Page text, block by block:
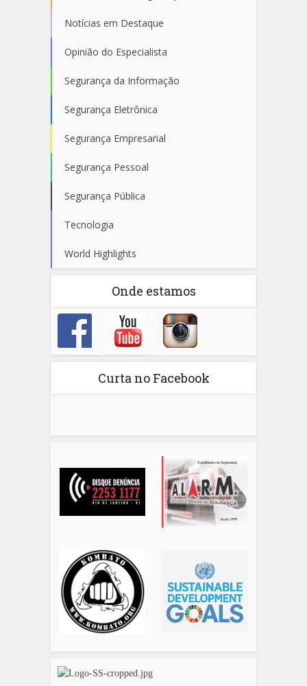
Notícias em Destaque
Opinião do Especialista
Segurança da Informação
Segurança Eletrônica
Segurança Empresarial
Segurança Pessoal
Segurança Pública
Tecnologia
World Highlights
Onde estamos
Curta no Facebook